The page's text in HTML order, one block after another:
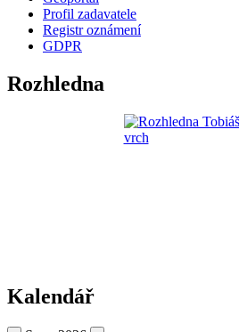
Profil zadavatele
Registr oznámení
GDPR
Rozhledna
Kalendář